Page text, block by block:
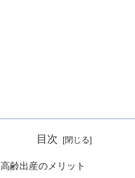
目次
高齢出産のメリット